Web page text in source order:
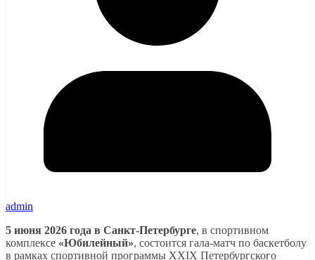
admin
5 июня 2026 года в Санкт-Петербурге, в спортивном
комплексе «Юбилейный», состоится гала-матч по баскетболу
в рамках спортивной программы XXIX Петербургского